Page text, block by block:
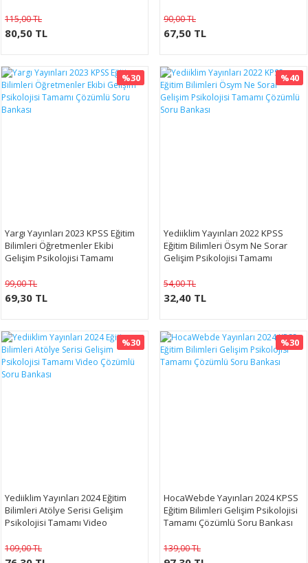
115,00 TL
80,50 TL
90,00 TL
67,50 TL
%30
Yargı Yayınları 2023 KPSS Eğitim
Bilimleri Öğretmenler Ekibi
Gelişim Psikolojisi Tamamı
99,00 TL
69,30 TL
%40
Yediiklim Yayınları 2022 KPSS
Eğitim Bilimleri Ösym Ne Sorar
Gelişim Psikolojisi Tamamı
54,00 TL
32,40 TL
%30
Yediiklim Yayınları 2024 Eğitim
Bilimleri Atölye Serisi Gelişim
Psikolojisi Tamamı Video
109,00 TL
%30
HocaWebde Yayınları 2024 KPSS
Eğitim Bilimleri Gelişim Psikolojisi
Tamamı Çözümlü Soru Bankası
139,00 TL